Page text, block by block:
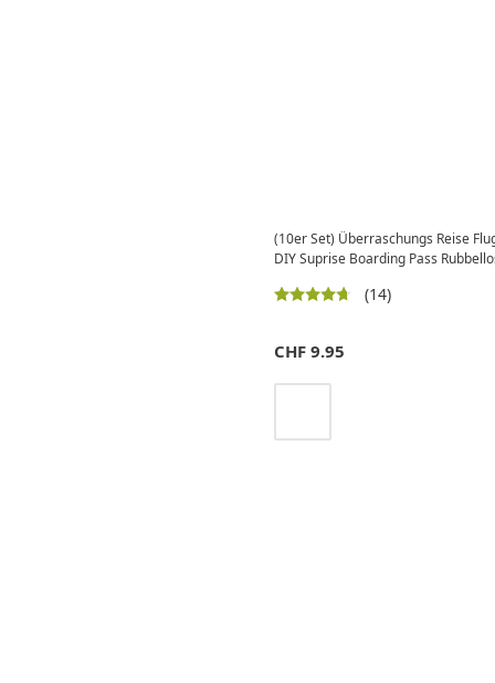
(10er Set) Überraschungs Reise
DIY Suprise Boarding Pass
(14)
CHF 9.95